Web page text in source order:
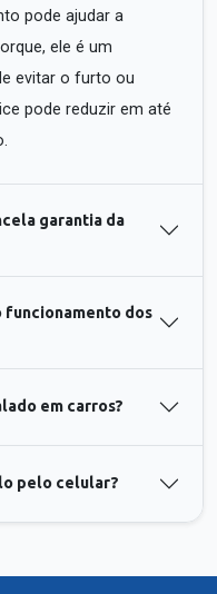
pode ajudar a
ele é um
evitar o furto ou
pode reduzir em até
garantia da
dos
em carros?
pelo celular?